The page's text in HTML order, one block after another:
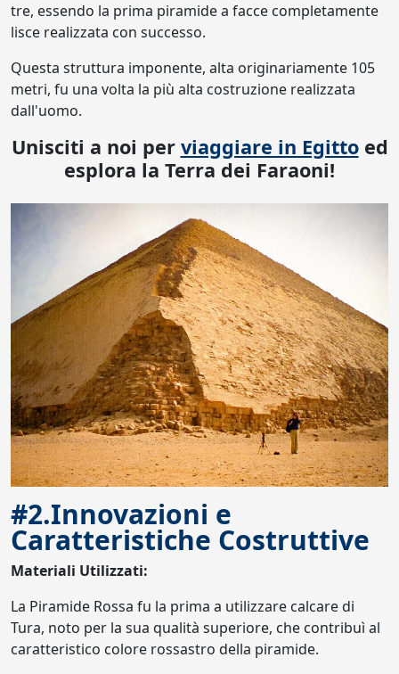
tre, essendo la prima piramide a facce completamente
lisce realizzata con successo.
Questa struttura imponente, alta originariamente 105
metri, fu una volta la più alta costruzione realizzata
dall'uomo.
Unisciti a noi per viaggiare in Egittoed
esplora la Terra dei Faraoni!
#2.Innovazioni e
Caratteristiche Costruttive
Materiali Utilizzati:
La Piramide Rossa fu la prima a utilizzare calcare di
Tura, noto per la sua qualità superiore, che contribuì al
caratteristico colore rossastro della piramide.